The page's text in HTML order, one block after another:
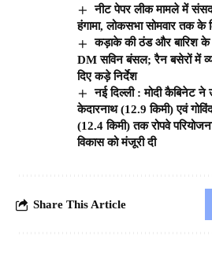
नीट पेपर लीक मामले में
हंगामा, लोकसभा सोमवार तक के
कड़ाके की ठंड और बारिश के
DM सविन बंसल; रैन बसेरों में
दिए कड़े निर्देश
नई दिल्ली : मोदी कैबिनेट
केदारनाथ (12.9 किमी) एवं
(12.4 किमी) तक रोपवे
विकास को मंजूरी दी
Share This Article